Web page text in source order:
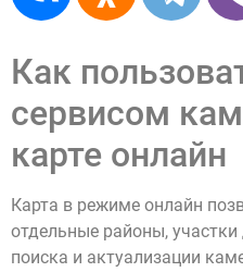
Как
сервисом
карте онлайн
Карта в режиме онлайн
отдельные районы,
поиска и актуализации